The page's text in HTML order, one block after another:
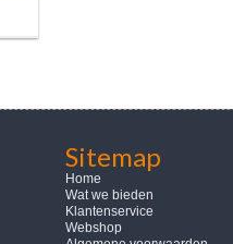
Sitemap
Home
Wat we bieden
Klantenservice
Webshop